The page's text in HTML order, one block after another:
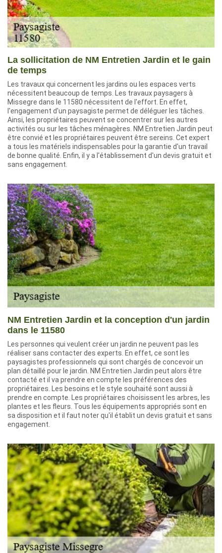
La sollicitation de NM Entretien Jardin et le gain
de temps
Les travaux qui concernent les jardins ou les espaces verts
nécessitent beaucoup de temps. Les travaux paysagers à
Missegre dans le 11580 nécessitent de l'effort. En effet,
l'engagement d'un paysagiste permet de déléguer les tâches.
Ainsi, les propriétaires peuvent se concentrer sur les autres
activités ou sur les tâches ménagères. NM Entretien Jardin peut
être convié et les propriétaires peuvent être sereins. Cet expert
a tous les matériels indispensables pour la garantie d'un travail
de bonne qualité. Enfin, il y a l'établissement d'un devis gratuit et
sans engagement.
NM Entretien Jardin et la conception d'un jardin
dans le 11580
Les personnes qui veulent créer un jardin ne peuvent pas les
réaliser sans contacter des experts. En effet, ce sont les
paysagistes professionnels qui sont chargés de concevoir un
plan détaillé pour le jardin. NM Entretien Jardin peut alors être
contacté et il va prendre en compte les préférences des
propriétaires. Les besoins et le style souhaité sont aussi à
prendre en compte. Les propriétaires choisissent les arbres, les
plantes et les fleurs. Tous les équipements appropriés sont en
sa disposition et il faut noter qu'il établit un devis gratuit et sans
engagement.